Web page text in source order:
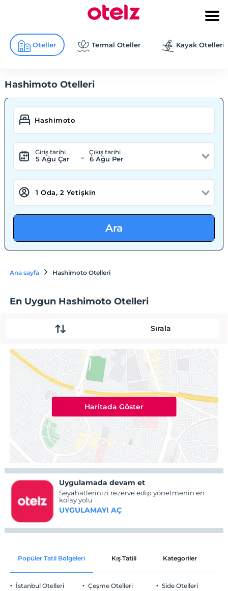
Oteller Termal Oteller Kayak Otelleri
Hashimoto Otelleri
Giriş tarihi
5 Ağu Çar -
Çıkış tarihi
6 Ağu Per
Ara
Ana sayfa Hashimoto Otelleri
En Uygun Hashimoto Otelleri
Sırala
Haritada Göster
Uygulamada devam et
Seyahatlerinizi rezerve edip yönetmenin en
kolay yolu
UYGULAMAYI AÇ
Popüler Tatil Bölgeleri Kış Tatili Kategoriler
İstanbul Otelleri Çeşme Otelleri Side Otelleri